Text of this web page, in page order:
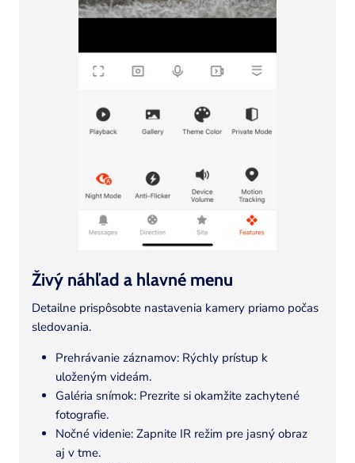
Živý náhľad a hlavné menu
Detailne prispôsobte nastavenia kamery priamo počas
sledovania.
Prehrávanie záznamov: Rýchly prístup k
uloženým videám.
Galéria snímok: Prezrite si okamžite zachytené
fotografie.
Nočné videnie: Zapnite IR režim pre jasný obraz
aj v tme.